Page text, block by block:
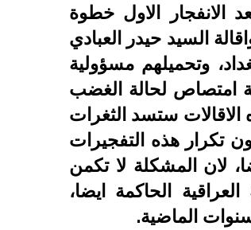
الانفجار الاول خطوة
السيد حيدر العبادي
وتحميلهم مسؤولية
امتصاص لحالة الغضب
الاقالات ستسد الثغرات
تكرار هذه التفجيرات
لان المشكلة لا تكمن
الحاكمة ايضا،
الماضية.